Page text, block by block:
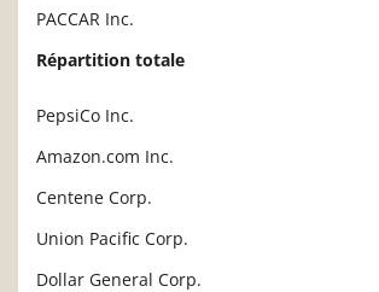
PACCAR Inc.
Répartition totale
PepsiCo Inc.
Amazon.com Inc.
Centene Corp.
Union Pacific Corp.
Dollar General Corp.